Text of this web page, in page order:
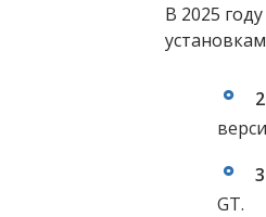
В 2025 году
GT.